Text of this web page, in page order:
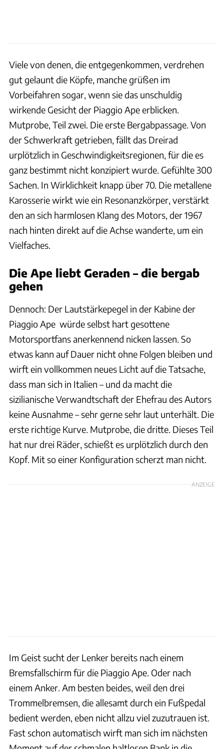
Viele von denen, die entgegenkommen, verdrehen
gut gelaunt die Köpfe, manche grüßen im
Vorbeifahren sogar, wenn sie das unschuldig
wirkende Gesicht der Piaggio Ape erblicken.
Mutprobe, Teil zwei. Die erste Bergabpassage. Von
der Schwerkraft getrieben, fällt das Dreirad
urplötzlich in Geschwindigkeitsregionen, für die es
ganz bestimmt nicht konzipiert wurde. Gefühlte 300
Sachen. In Wirklichkeit knapp über 70. Die metallene
Karosserie wirkt wie ein Resonanzkörper, verstärkt
den an sich harmlosen Klang des Motors, der 1967
nach hinten direkt auf die Achse wanderte, um ein
Vielfaches.
Die Ape liebt Geraden – die bergab
gehen
Dennoch: Der Lautstärkepegel in der Kabine der
Piaggio Ape würde selbst hart gesottene
Motorsportfans anerkennend nicken lassen. So
etwas kann auf Dauer nicht ohne Folgen bleiben und
wirft ein vollkommen neues Licht auf die Tatsache,
dass man sich in Italien – und da macht die
sizilianische Verwandtschaft der Ehefrau des Autors
keine Ausnahme – sehr gerne sehr laut unterhält. Die
erste richtige Kurve. Mutprobe, die dritte. Dieses Teil
hat nur drei Räder, schießt es urplötzlich durch den
Kopf. Mit so einer Konfiguration scherzt man nicht.
ANZEIGE
Im Geist sucht der Lenker bereits nach einem
Bremsfallschirm für die Piaggio Ape. Oder nach
einem Anker. Am besten beides, weil den drei
Trommelbremsen, die allesamt durch ein Fußpedal
bedient werden, eben nicht allzu viel zuzutrauen ist.
Fast schon automatisch wirft man sich im nächsten